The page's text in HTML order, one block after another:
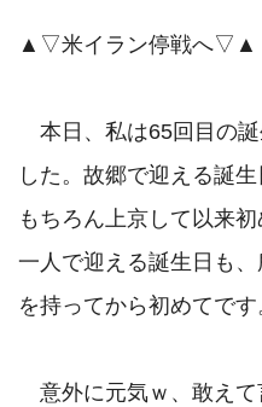
▲▽米イラン停戦へ▽▲
本日、私は65回目の誕
した。故郷で迎える誕生
もちろん上京して以来
一人で迎える誕生日も、
を持ってから初めてです
意外に元気ｗ、敢えて